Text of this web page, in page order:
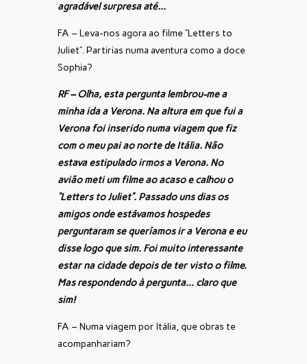
agradável surpresa até…
FA – Leva-nos agora ao filme “Letters to
Juliet”. Partirias numa aventura como a doce
Sophia?
RF – Olha, esta pergunta lembrou-me a
minha ida a Verona. Na altura em que fui a
Verona foi inserido numa viagem que fiz
com o meu pai ao norte de Itália. Não
estava estipulado irmos a Verona. No
avião meti um filme ao acaso e calhou o
“Letters to Juliet”. Passado uns dias os
amigos onde estávamos hospedes
perguntaram se queríamos ir a Verona e eu
disse logo que sim. Foi muito interessante
estar na cidade depois de ter visto o filme.
Mas respondendo à pergunta… claro que
sim!
FA – Numa viagem por Itália, que obras te
acompanhariam?